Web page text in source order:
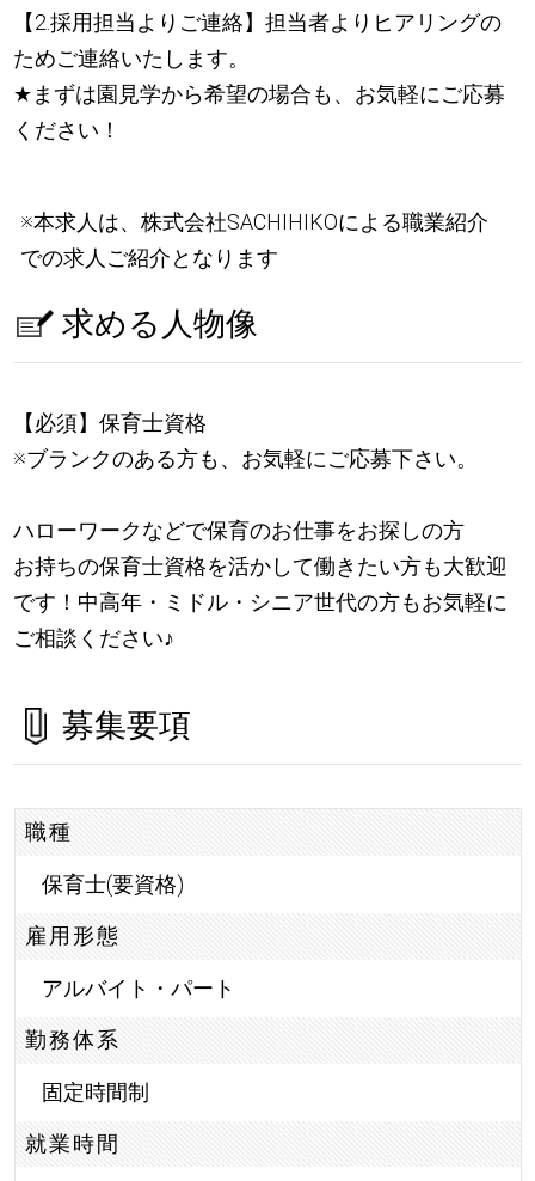
【2.採用担当よりご連絡】担当者よりヒアリングの
ためご連絡いたします。
★ まずは園見学から希望の場合も、お気軽にご応募
ください！
※本求人は、株式会社SACHIHIKOによる職業紹介
での求人ご紹介となります
求める人物像
【必須】保育士資格
※ブランクのある方も、お気軽にご応募下さい。
ハローワークなどで保育のお仕事をお探しの方
お持ちの保育士資格を活かして働きたい方も大歓迎
です！中高年・ミドル・シニア世代の方もお気軽に
ご相談ください♪
募集要項
職種
保育士(要資格)
雇用形態
アルバイト・パート
勤務体系
固定時間制
就業時間